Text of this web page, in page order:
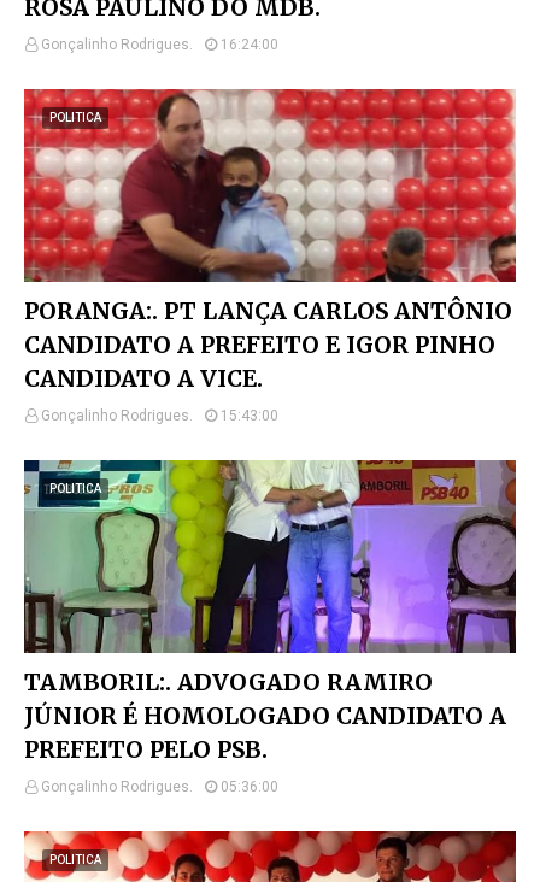
ROSA PAULINO DO MDB.
Gonçalinho Rodrigues. 16:24:00
POLITICA
PORANGA:. PT LANÇA CARLOS ANTÔNIO
CANDIDATO A PREFEITO E IGOR PINHO
CANDIDATO A VICE.
Gonçalinho Rodrigues. 15:43:00
POLITICA
TAMBORIL:. ADVOGADO RAMIRO
JÚNIOR É HOMOLOGADO CANDIDATO A
PREFEITO PELO PSB.
Gonçalinho Rodrigues. 05:36:00
POLITICA